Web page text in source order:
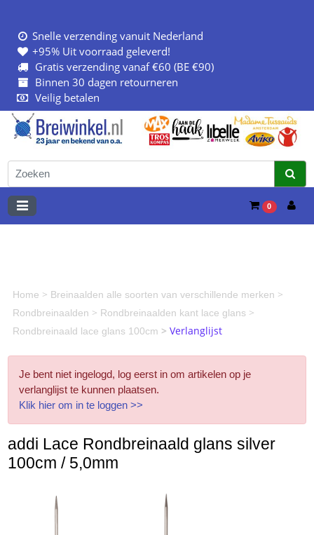
Snelle verzending vanuit Nederland
+95% Uit voorraad geleverd!
Gratis verzending vanaf €60 (BE €90)
Binnen 30 dagen retourneren
Veilig betalen
0
Home > Breinaalden alle soorten van verschillende merken >
Rondbreinaalden > Rondbreinaalden kant lace glans >
Rondbreinaald lace glans 100cm > Verlanglijst
Je bent niet ingelogd, log eerst in om artikelen op je
verlanglijst te kunnen plaatsen.
Klik hier om in te loggen >>
addi Lace Rondbreinaald glans silver
100cm / 5,0mm